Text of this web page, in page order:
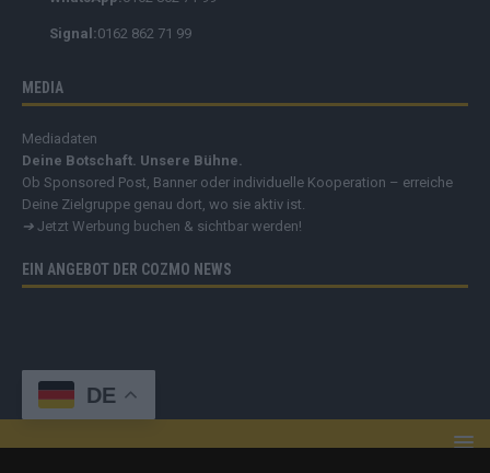
Signal:0162 862 71 99
MEDIA
Mediadaten
Deine Botschaft. Unsere Bühne.
Ob Sponsored Post, Banner oder individuelle Kooperation – erreiche
Deine Zielgruppe genau dort, wo sie aktiv ist.
➔ Jetzt Werbung buchen & sichtbar werden!
EIN ANGEBOT DER COZMO NEWS
DE